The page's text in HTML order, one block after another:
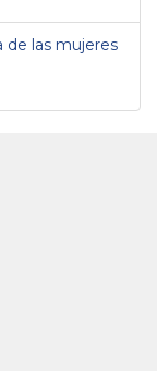
de las mujeres